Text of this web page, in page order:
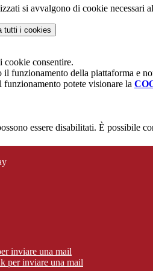
si avvalgono di cookie necessari
tutti i cookies
cookie consentire.
il funzionamento della piattaforma e
funzionamento potete visionare la
essere disabilitati. È possibile
inviare una mail
per inviare una mail